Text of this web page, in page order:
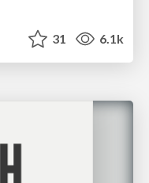
31 6.1k